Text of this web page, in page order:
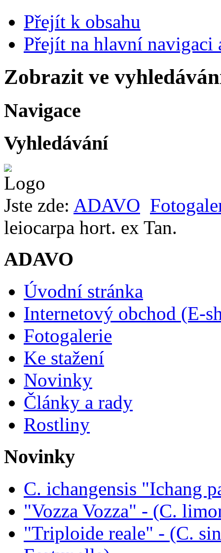
Přejít k obsahu
Přejít na hlavní navigaci
Zobrazit ve
Navigace
Vyhledávání
Jste zde: ADAVO
leiocarpa hort. ex Tan.
ADAVO
Úvodní stránka
Internetový obchod (E-
Fotogalerie
Ke stažení
Novinky
Články a rady
Rostliny
Novinky
C. ichangensis "Ichang
"Vozza Vozza" - (C.
"Triploide reale" - (C.